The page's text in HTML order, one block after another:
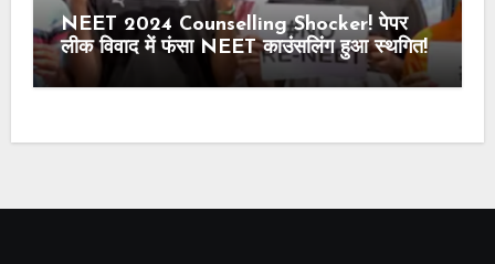
NEET 2024 Counselling Shocker! पेपर
लीक विवाद में फंसा NEET काउंसलिंग हुआ स्थगित!